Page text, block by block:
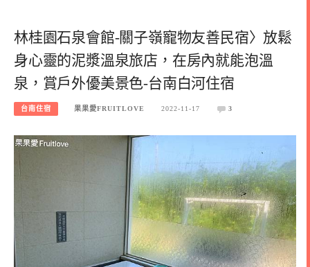
林桂園石泉會館-關子嶺寵物友善民宿〉放鬆
身心靈的泥漿溫泉旅店，在房內就能泡溫
泉，賞戶外優美景色-台南白河住宿
台南住宿 果果愛FRUITLOVE 2022-11-17 3